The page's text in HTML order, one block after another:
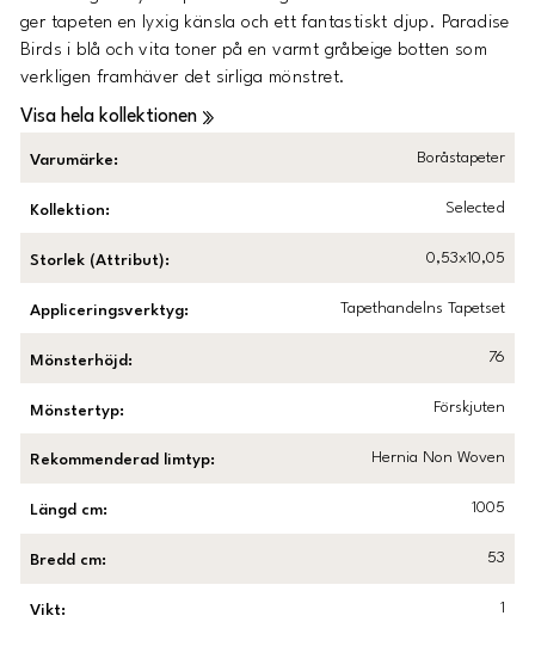
ger tapeten en lyxig känsla och ett fantastiskt djup. Paradise
Birds i blå och vita toner på en varmt gråbeige botten som
verkligen framhäver det sirliga mönstret.
Visa hela kollektionen
Varumärke: Boråstapeter
Kollektion: Selected
Storlek (Attribut): 0,53x10,05
Appliceringsverktyg: Tapethandelns Tapetset
Mönsterhöjd : 76
Mönstertyp: Förskjuten
Rekommenderad limtyp: Hernia Non Woven
Längd cm: 1005
Bredd cm: 53
Vikt: 1